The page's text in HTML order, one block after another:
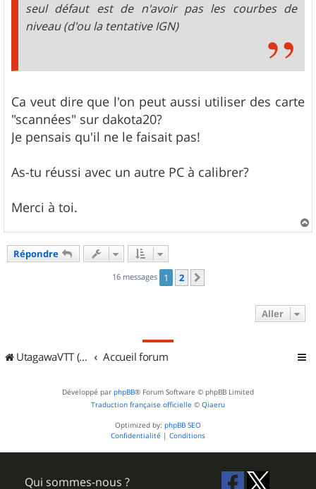
seul défaut est de n'avoir pas les courbes de
niveau (d'ou la tentative IGN)
Ca veut dire que l'on peut aussi utiliser des carte
"scannées" sur dakota20?
Je pensais qu'il ne le faisait pas!
As-tu réussi avec un autre PC à calibrer?
Merci à toi.
a
Répondre
16 messages 1 2
Aller
UtagawaVTT (Randos VTT et VTTAE avec traces GPS) Accueil forum
Développé par phpBB® Forum Software © phpBB Limited
Traduction française officielle © Qiaeru
Optimized by: phpBB SEO
Confidentialité | Conditions
Qui sommes-nous ?